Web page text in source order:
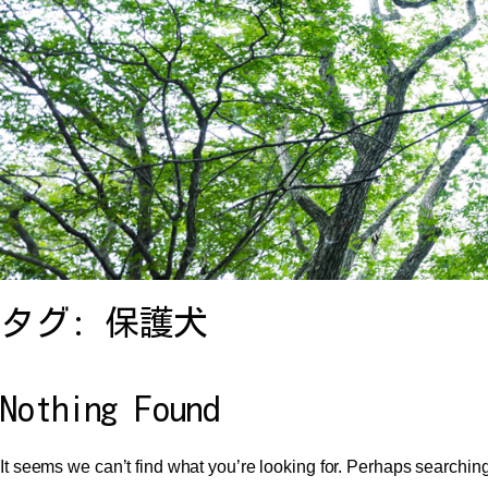
タグ: 保護犬
Nothing Found
It seems we can’t find what you’re looking for. Perhaps